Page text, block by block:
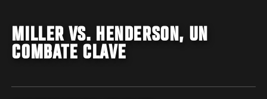
MILLER VS. HENDERSON, UN
COMBATE CLAVE